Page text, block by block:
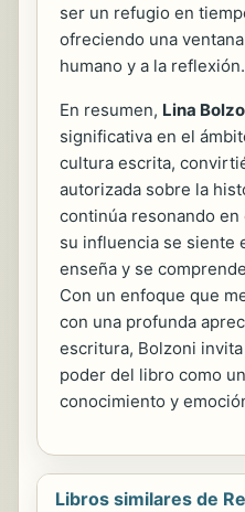
ser un refugio en
ofreciendo una
humano y a la reflexión.
En resumen, Lina
significativa en el
cultura escrita,
autorizada sobre la
continúa resonando
su influencia se siente
enseña y se
Con un enfoque que
con una profunda
escritura, Bolzoni
poder del libro como
conocimiento y
Libros similares de